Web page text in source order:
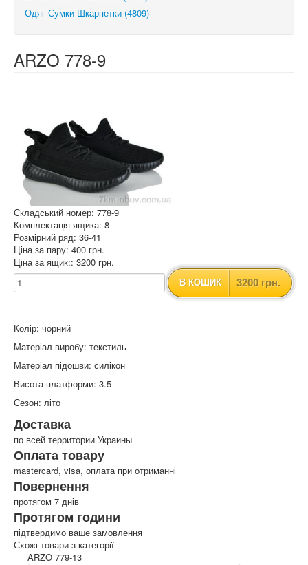
Одяг Сумки Шкарпетки (4809)
ARZO 778-9
Складський номер: 778-9
Комплектація ящика: 8
Розмірний ряд: 36-41
Ціна за пару: 400 грн.
Ціна за ящик:: 3200 грн.
В КОШИК 3200 грн.
Колір: чорний
Матеріал виробу: текстиль
Матеріал підошви: силікон
Висота платформи: 3.5
Сезон: літо
Доставка
по всей территории Украины
Оплата товару
mastercard, visa, оплата при отриманні
Повернення
протягом 7 днів
Протягом години
підтвердимо ваше замовлення
Схожі товари з категорії
ARZO 779-13